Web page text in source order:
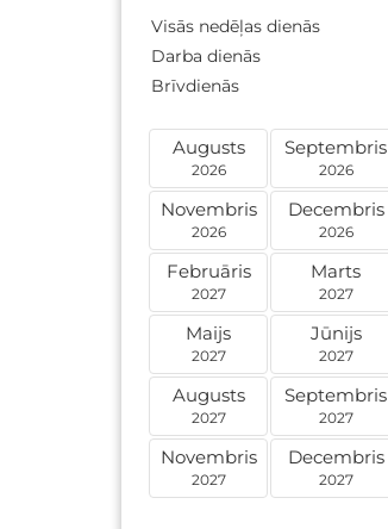
Visās nedēļas dienās
Darba dienās
Brīvdienās
Augusts
2026
Septembris
2026
Novembris
2026
Decembris
2026
Februāris
2027
Marts
2027
Maijs
2027
Jūnijs
2027
Augusts
2027
Septembris
2027
Novembris
2027
Decembris
2027